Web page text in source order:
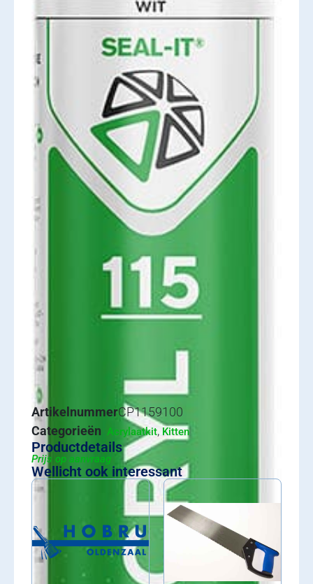
ArtikelnummerCP1159100
Categorieën Acrylaatkit, Kitten
Productdetails
Prijs op aanvraag
Wellicht ook interessant